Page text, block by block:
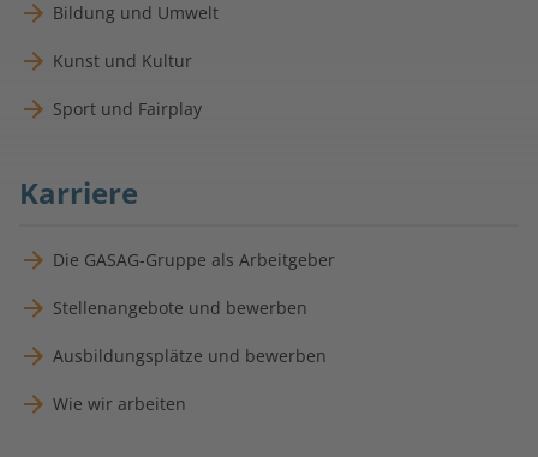
Bildung und Umwelt
Kunst und Kultur
Sport und Fairplay
Karriere
Die GASAG-Gruppe als Arbeitgeber
Stellenangebote und bewerben
Ausbildungsplätze und bewerben
Wie wir arbeiten